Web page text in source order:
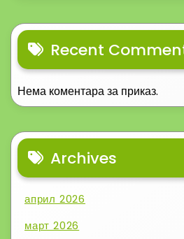
Recent
Нема коментара за приказ.
Archives
април 2026
март 2026